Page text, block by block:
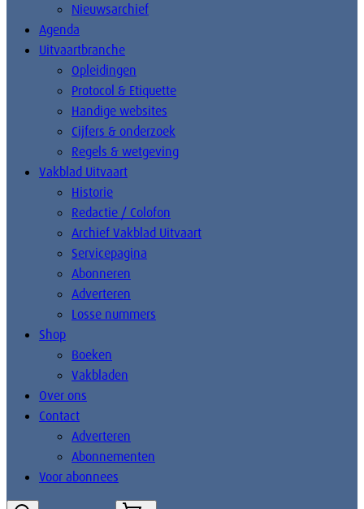
Nieuwsarchief
Agenda
Uitvaartbranche
Opleidingen
Protocol & Etiquette
Handige websites
Cijfers & onderzoek
Regels & wetgeving
Vakblad Uitvaart
Historie
Redactie / Colofon
Archief Vakblad Uitvaart
Servicepagina
Abonneren
Adverteren
Losse nummers
Shop
Boeken
Vakbladen
Over ons
Contact
Adverteren
Abonnementen
Voor abonnees